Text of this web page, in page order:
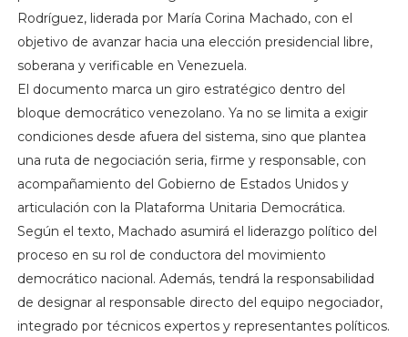
Rodríguez, liderada por María Corina Machado, con el
objetivo de avanzar hacia una elección presidencial libre,
soberana y verificable en Venezuela.
El documento marca un giro estratégico dentro del
bloque democrático venezolano. Ya no se limita a exigir
condiciones desde afuera del sistema, sino que plantea
una ruta de negociación seria, firme y responsable, con
acompañamiento del Gobierno de Estados Unidos y
articulación con la Plataforma Unitaria Democrática.
Según el texto, Machado asumirá el liderazgo político del
proceso en su rol de conductora del movimiento
democrático nacional. Además, tendrá la responsabilidad
de designar al responsable directo del equipo negociador,
integrado por técnicos expertos y representantes políticos.